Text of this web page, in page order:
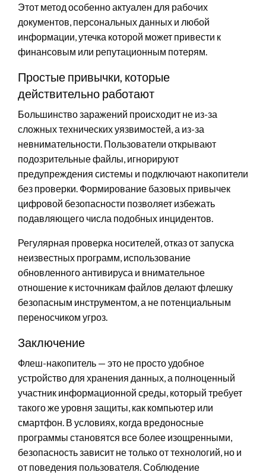
Этот метод особенно актуален для рабочих
документов, персональных данных и любой
информации, утечка которой может привести к
финансовым или репутационным потерям.
Простые привычки, которые
действительно работают
Большинство заражений происходит не из-за
сложных технических уязвимостей, а из-за
невнимательности. Пользователи открывают
подозрительные файлы, игнорируют
предупреждения системы и подключают накопители
без проверки. Формирование базовых привычек
цифровой безопасности позволяет избежать
подавляющего числа подобных инцидентов.
Регулярная проверка носителей, отказ от запуска
неизвестных программ, использование
обновленного антивируса и внимательное
отношение к источникам файлов делают флешку
безопасным инструментом, а не потенциальным
переносчиком угроз.
Заключение
Флеш-накопитель — это не просто удобное
устройство для хранения данных, а полноценный
участник информационной среды, который требует
такого же уровня защиты, как компьютер или
смартфон. В условиях, когда вредоносные
программы становятся все более изощренными,
безопасность зависит не только от технологий, но и
от поведения пользователя. Соблюдение